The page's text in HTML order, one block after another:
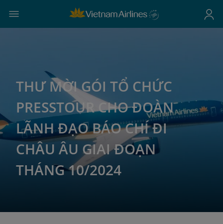
THƯ MỜI GÓI TỔ CHỨC
PRESSTOUR CHO ĐOÀN
LÃNH ĐẠO BÁO CHÍ ĐI
CHÂU ÂU GIAI ĐOẠN
THÁNG 10/2024